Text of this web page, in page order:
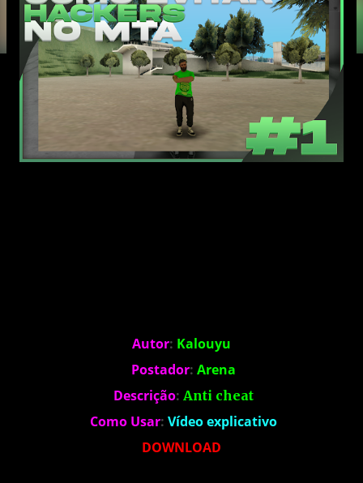
Autor: Kalouyu
Postador: Arena
Descrição: Anti cheat
Como Usar: Vídeo explicativo
DOWNLOAD